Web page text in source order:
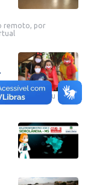
remoto, por
escola montou uma